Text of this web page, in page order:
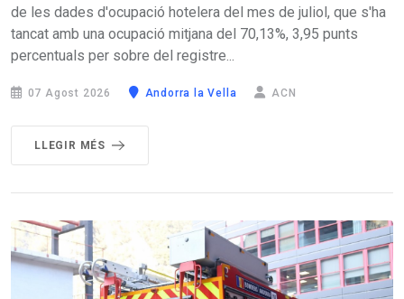
de les dades d'ocupació hotelera del mes de juliol, que s'ha
tancat amb una ocupació mitjana del 70,13%, 3,95 punts
percentuals per sobre del registre...
07 Agost 2026 Andorra la Vella ACN
LLEGIR MÉS